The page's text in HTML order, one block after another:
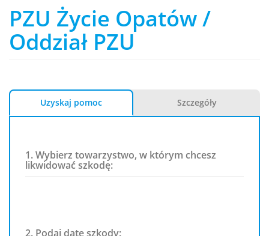
PZU Życie Opatów /
Oddział PZU
Uzyskaj pomoc Szczegóły
1. Wybierz towarzystwo, w którym chcesz
likwidować szkodę:
2. Podaj datę szkody: